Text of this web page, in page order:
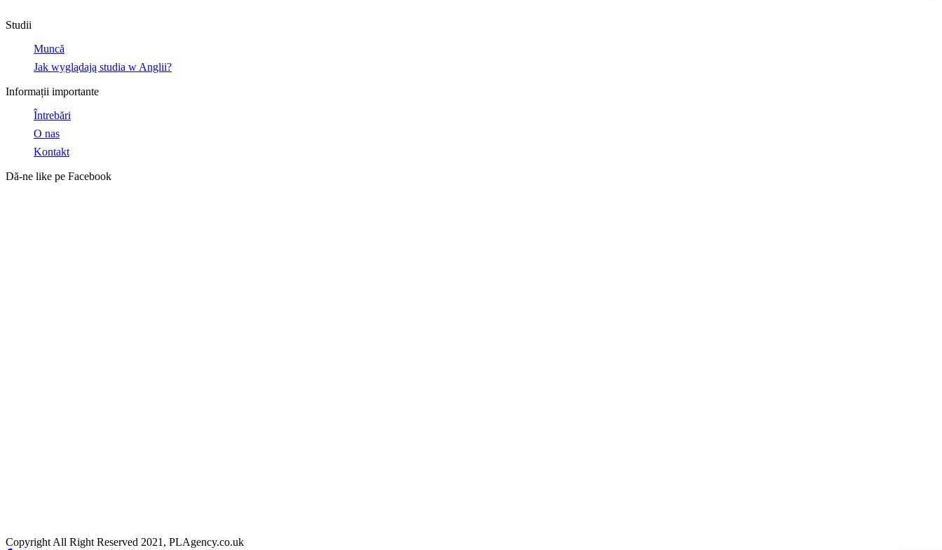
Studii
Muncă
Jak wyglądają studia w Anglii?
Informații importante
Întrebări
O nas
Kontakt
Dă-ne like pe Facebook
Copyright All Right Reserved 2021, PLAgency.co.uk